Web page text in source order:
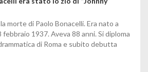
morte di Paolo Bonacelli. Era nato a
1937. Aveva 88 anni. Si diploma
di Roma e subito debutta